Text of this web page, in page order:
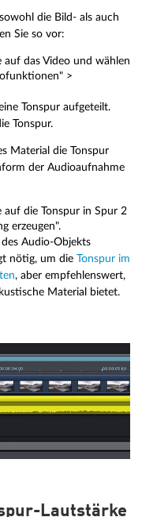
die Bild- als auch
Sie so vor:
das Video und wählen
>
Tonspur aufgeteilt.
Tonspur.
Material die Tonspur
der Audioaufnahme
die Tonspur in Spur 2
erzeugen".
Audio-Objekts
nötig, um die Tonspur im
, aber empfehlenswert,
Material bietet.
Lautstärke